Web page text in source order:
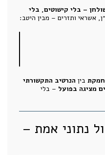
– בלי קישוטים, בלי
אשראי ותזרים – מבין היטב:
בין הנרטיב התקשורתי
מציגה בפועל – בלי
נתוני אמת –